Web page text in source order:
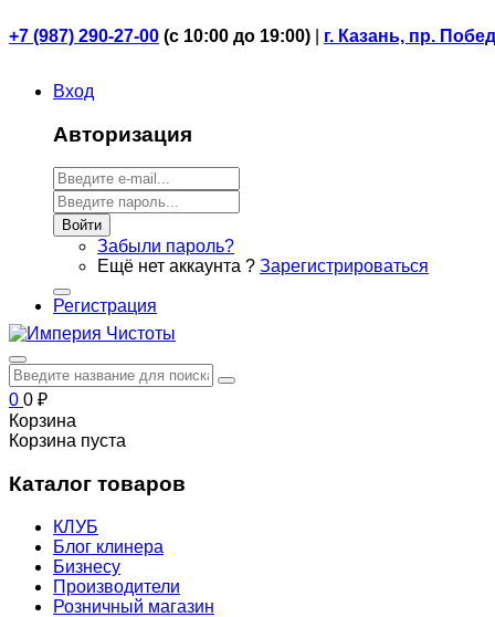
+7 (987) 290-27-00 (с 10:00 до 19:00) г. Казань, пр.
Вход
Авторизация
Войти
Забыли пароль?
Ещё нет аккаунта ? Зарегистрироваться
Регистрация
0 0 ₽
Корзина
Корзина пуста
Каталог товаров
КЛУБ
Блог клинера
Бизнесу
Производители
Розничный магазин